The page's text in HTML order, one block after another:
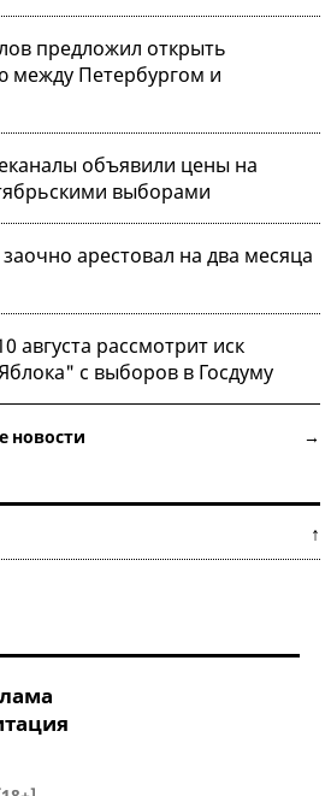
предложил открыть
между Петербургом и
объявили цены на
выборами
заочно арестовал на два месяца
августа рассмотрит иск
с выборов в Госдуму
новости →
персон ↑